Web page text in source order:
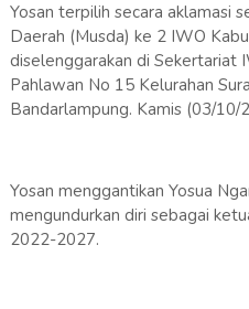
Yosan terpilih secara aklamasi
Daerah (Musda) ke 2 IWO
diselenggarakan di Sekertariat
Pahlawan No 15 Kelurahan
Bandarlampung. Kamis (03/10/
Yosan menggantikan Yosua
mengundurkan diri sebagai
2022-2027.